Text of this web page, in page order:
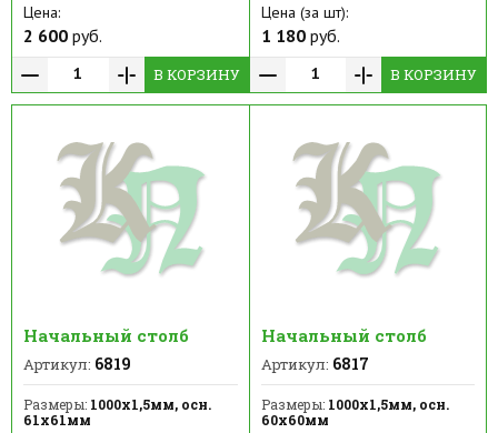
Цена:
2 600 руб.
В КОРЗИНУ
Цена (за шт):
1 180руб.
В КОРЗИНУ
Начальный столб
Артикул: 6819
Размеры: 1000х1,5мм, осн.
61х61мм
Начальный столб
Артикул: 6817
Размеры:1000х1,5мм, осн.
60х60мм